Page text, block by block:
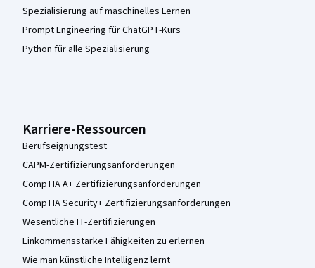
Spezialisierung auf maschinelles Lernen
Prompt Engineering für ChatGPT-Kurs
Python für alle Spezialisierung
Karriere-Ressourcen
Berufseignungstest
CAPM-Zertifizierungsanforderungen
CompTIA A+ Zertifizierungsanforderungen
CompTIA Security+ Zertifizierungsanforderungen
Wesentliche IT-Zertifizierungen
Einkommensstarke Fähigkeiten zu erlernen
Wie man künstliche Intelligenz lernt